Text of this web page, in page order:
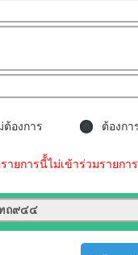
ต้องการ ต้องกา
ายการนี้้ไม่เข้าร่วมรายกา